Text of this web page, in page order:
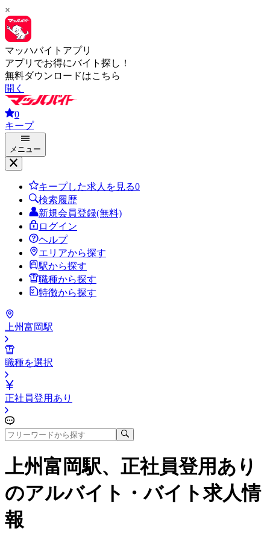
×
マッハバイトアプリ
アプリでお得にバイト探し！
無料ダウンロードはこちら
開く
0
キープ
メニュー
キープした求人を見る0
検索履歴
新規会員登録(無料)
ログイン
ヘルプ
エリアから探す
駅から探す
職種から探す
特徴から探す
上州富岡駅
職種を選択
正社員登用あり
上州富岡駅、正社員登用あり
のアルバイト・バイト求人情
報